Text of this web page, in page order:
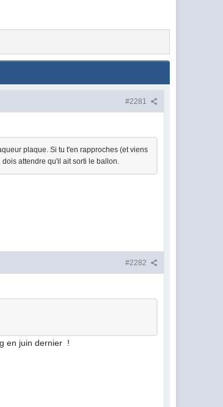
#2281
plaque. Si tu t'en rapproches (et viens
attendre qu'il ait sorti le ballon.
#2282
en juin dernier !